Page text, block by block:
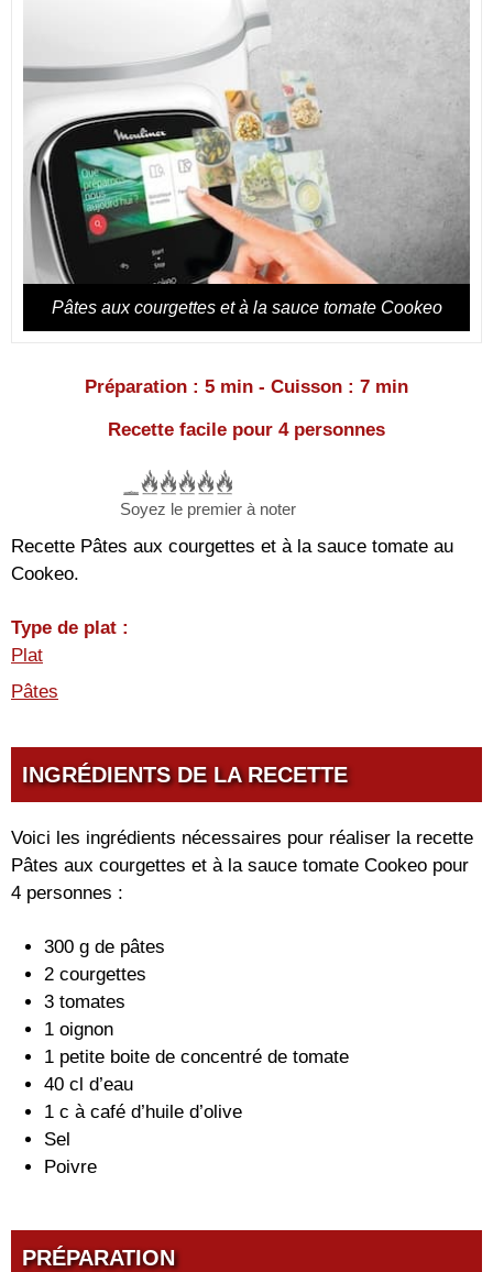
Pâtes aux courgettes et à la sauce tomate Cookeo
Préparation : 5 min - Cuisson : 7 min
Recette facile pour 4 personnes
Soyez le premier à noter
Recette Pâtes aux courgettes et à la sauce tomate au
Cookeo.
Type de plat :
Plat
Pâtes
INGRÉDIENTS DE LA RECETTE
Voici les ingrédients nécessaires pour réaliser la recette
Pâtes aux courgettes et à la sauce tomate Cookeo pour
4 personnes :
300 g de pâtes
2 courgettes
3 tomates
1 oignon
1 petite boite de concentré de tomate
40 cl d’eau
1 c à café d’huile d’olive
Sel
Poivre
PRÉPARATION